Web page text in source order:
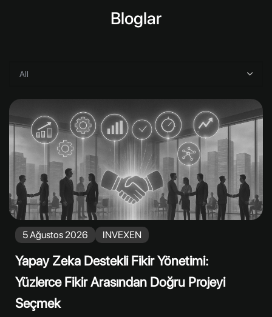
Bloglar
5 Ağustos 2026 INVEXEN
Yapay Zeka Destekli Fikir Yönetimi:
Yüzlerce Fikir Arasından Doğru Projeyi
Seçmek